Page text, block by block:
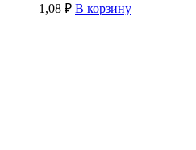
1,08 ₽ В корзину